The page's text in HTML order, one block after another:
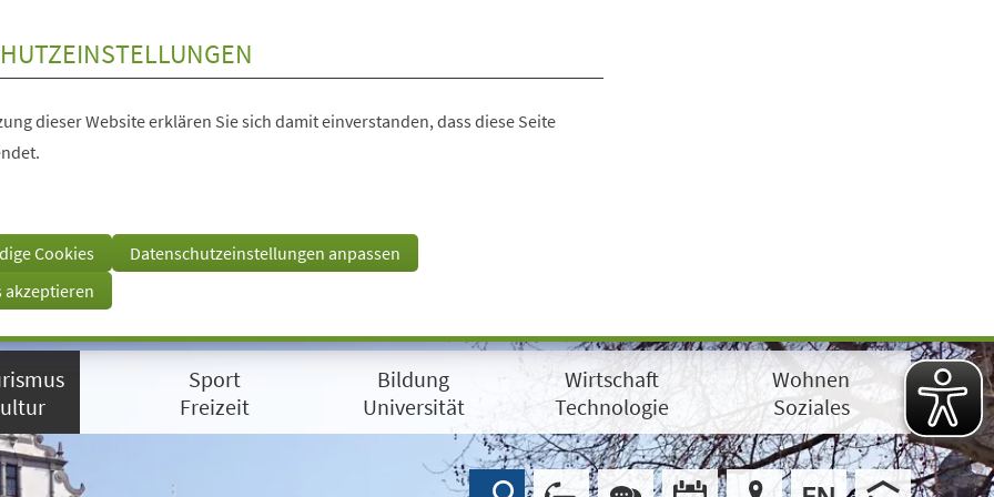
dieser Website erklären Sie sich damit einverstanden, dass diese Seite
Cookies
Datenschutzeinstellungen anpassen
akzeptieren
Sport
Freizeit
Bildung
Universität
Wirtschaft
Technologie
Wohnen
Soziales